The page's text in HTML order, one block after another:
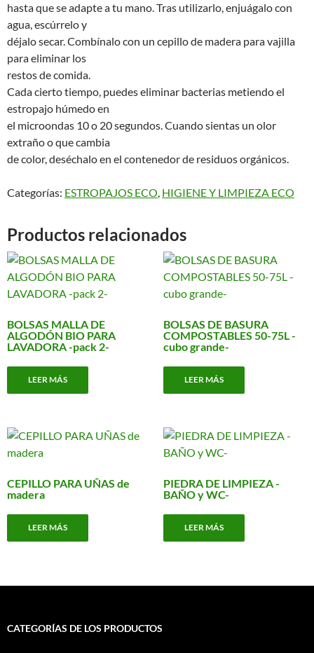
hasta que se adapte a tu mano. Tras utilizarlo, enjuágalo con
agua, escúrrelo y
déjalo secar. Combínalo con un cepillo de madera para vajilla
para eliminar los
restos de comida.
Cada cierto tiempo, puedes eliminar bacterias metiendo el
estropajo húmedo en
el microondas 10 o 20 segundos. Cuando sientas un olor
extraño o que cambia
de color, deséchalo en el contenedor de residuos orgánicos.
Categorías: ESTROPAJOS ECO, HIGIENE Y LIMPIEZA ECO
Productos relacionados
BOLSAS MALLA DE
ALGODÓN BIO PARA
LAVADORA -pack 2-
LEER MÁS
BOLSAS DE BASURA
COMPOSTABLES 50-75L -
cubo grande-
LEER MÁS
CEPILLO PARA UÑAS de
madera
LEER MÁS
PIEDRA DE LIMPIEZA -
BAÑO y WC-
LEER MÁS
CATEGORÍAS DE LOS PRODUCTOS